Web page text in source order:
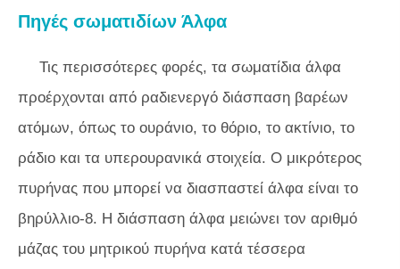
Πηγές σωματιδίων Άλφα
Τις περισσότερες φορές, τα σωματίδια άλφα
προέρχονται από ραδιενεργό διάσπαση βαρέων
ατόμων, όπως το ουράνιο, το θόριο, το ακτίνιο, το
ράδιο και τα υπερουρανικά στοιχεία. Ο μικρότερος
πυρήνας που μπορεί να διασπαστεί άλφα είναι το
βηρύλλιο-8. Η διάσπαση άλφα μειώνει τον αριθμό
μάζας του μητρικού πυρήνα κατά τέσσερα